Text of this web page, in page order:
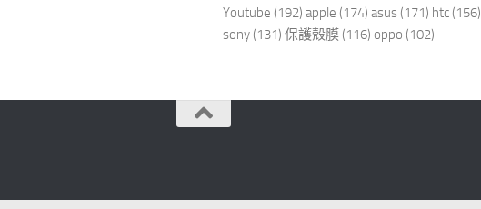
Youtube (192) apple (174) asus(171) htc(156)
sony(131) 保護殼膜(116) oppo (102)